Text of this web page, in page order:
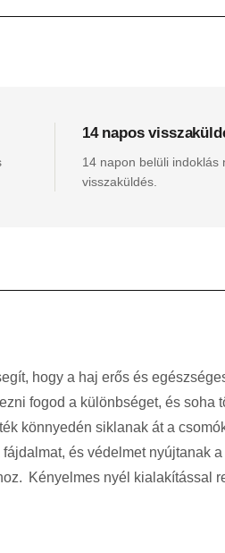
14 napos
14 napon belüli indoklás
visszaküldés.
hogy a haj erős és
fogod a különbséget, és
könnyedén siklanak át a
és védelmet nyújtanak
Kényelmes nyél kialakítással